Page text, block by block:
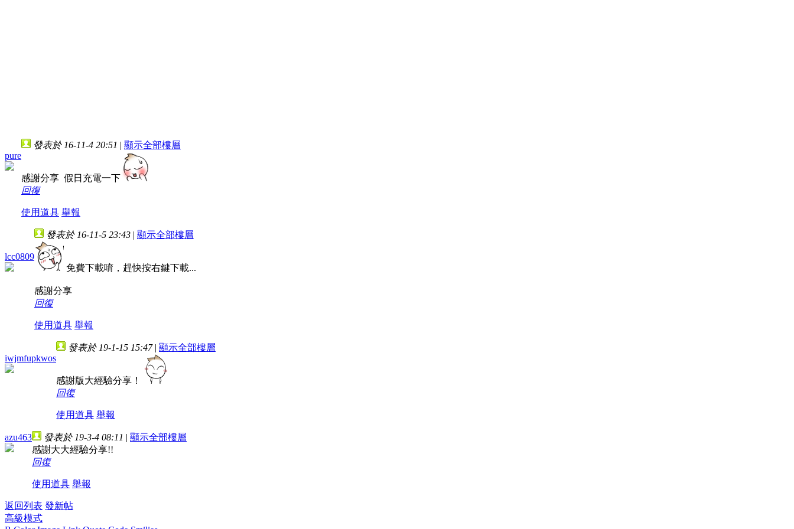
pure
發表於 16-11-4 20:51 | 顯示全部樓層
感謝分享 假日充電一下
回復
使用道具 舉報
lcc0809
發表於 16-11-5 23:43 | 顯示全部樓層
免費下載唷，趕快按右鍵下載...
感謝分享
回復
使用道具 舉報
iwjmfupkwos
發表於 19-1-15 15:47 | 顯示全部樓層
感謝版大經驗分享！
回復
使用道具 舉報
azu463 發表於 19-3-4 08:11 | 顯示全部樓層
感謝大大經驗分享!!
回復
使用道具 舉報
返回列表 發新帖
高級模式